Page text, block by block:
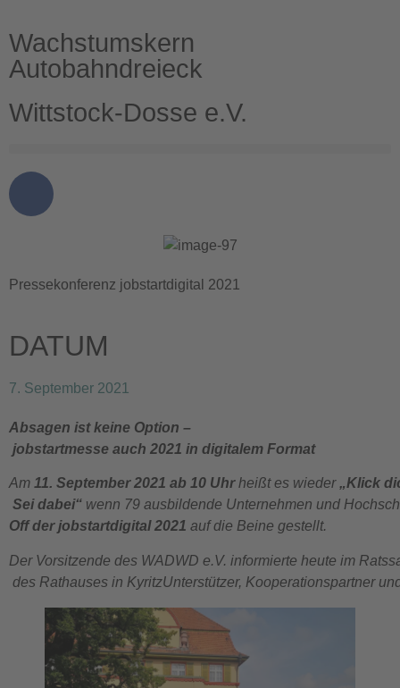
Wachstumskern
Autobahndreieck
Wittstock-Dosse e.V.
Pressekonferenz jobstartdigital 2021
DATUM
7. September 2021
Absagen ist keine Option –
jobstartmesse auch 2021 in digitalem Format
Am 11. September 2021 ab 10 Uhr heißt es wieder „Klick
Sei dabei“ wenn 79 ausbildende Unternehmen und
Off der jobstartdigital 2021 auf die Beine gestellt.
Der Vorsitzende des WADWD e.V. informierte heute im
des Rathauses in KyritzUnterstützer, Kooperationspartner